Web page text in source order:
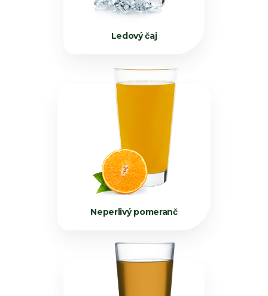
Ledový čaj
Neperlivý pomeranč